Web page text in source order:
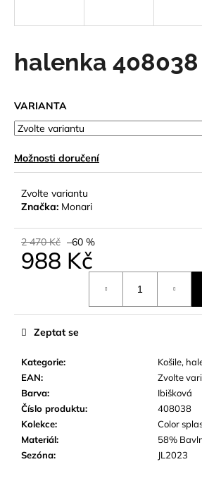
halenka 408038
VARIANTA
Možnosti doručení
Zvolte variantu
Značka: Monari
2 470 Kč –60 %
988 Kč
Kategorie:
Košile,
EAN:
Zvolte
Barva:
Ibišková
Číslo produktu:
408038
Kolekce:
Color
Materiál:
58%
Sezóna: JL2023
Zeptat se
í
t
HLEDAT
D
o
p
o
č
u
e
m
e